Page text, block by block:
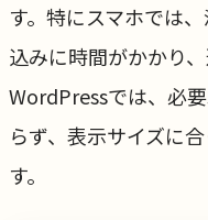
す。特にスマホでは
込みに時間がかかり
WordPressでは、必
らず、表示サイズに
す。